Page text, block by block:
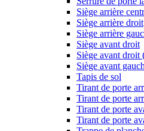
Siège arrière
Siège arrière droit
Siège arrière
Siège avant droit
Siège avant droit
Siège avant
Tapis de sol
Tirant de porte
Tirant de porte
Tirant de porte
Tirant de porte